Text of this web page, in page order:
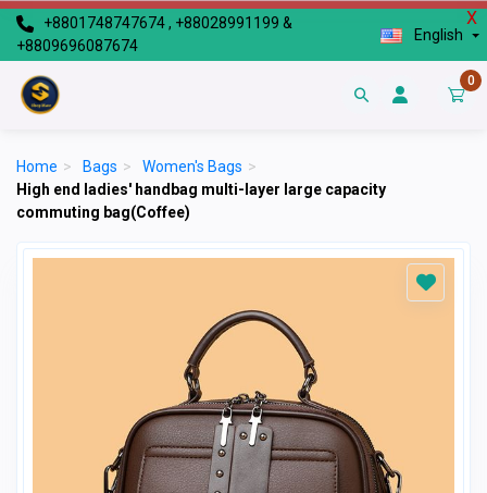
X
+8801748747674 , +88028991199 &
+8809696087674
English
0
Home > Bags > Women's Bags >
High end ladies' handbag multi-layer large capacity
commuting bag(Coffee)